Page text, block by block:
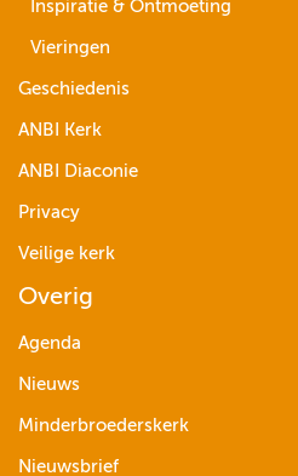
Inspiratie & Ontmoeting
Vieringen
Geschiedenis
ANBI Kerk
ANBI Diaconie
Privacy
Veilige kerk
Overig
Agenda
Nieuws
Minderbroederskerk
Nieuwsbrief